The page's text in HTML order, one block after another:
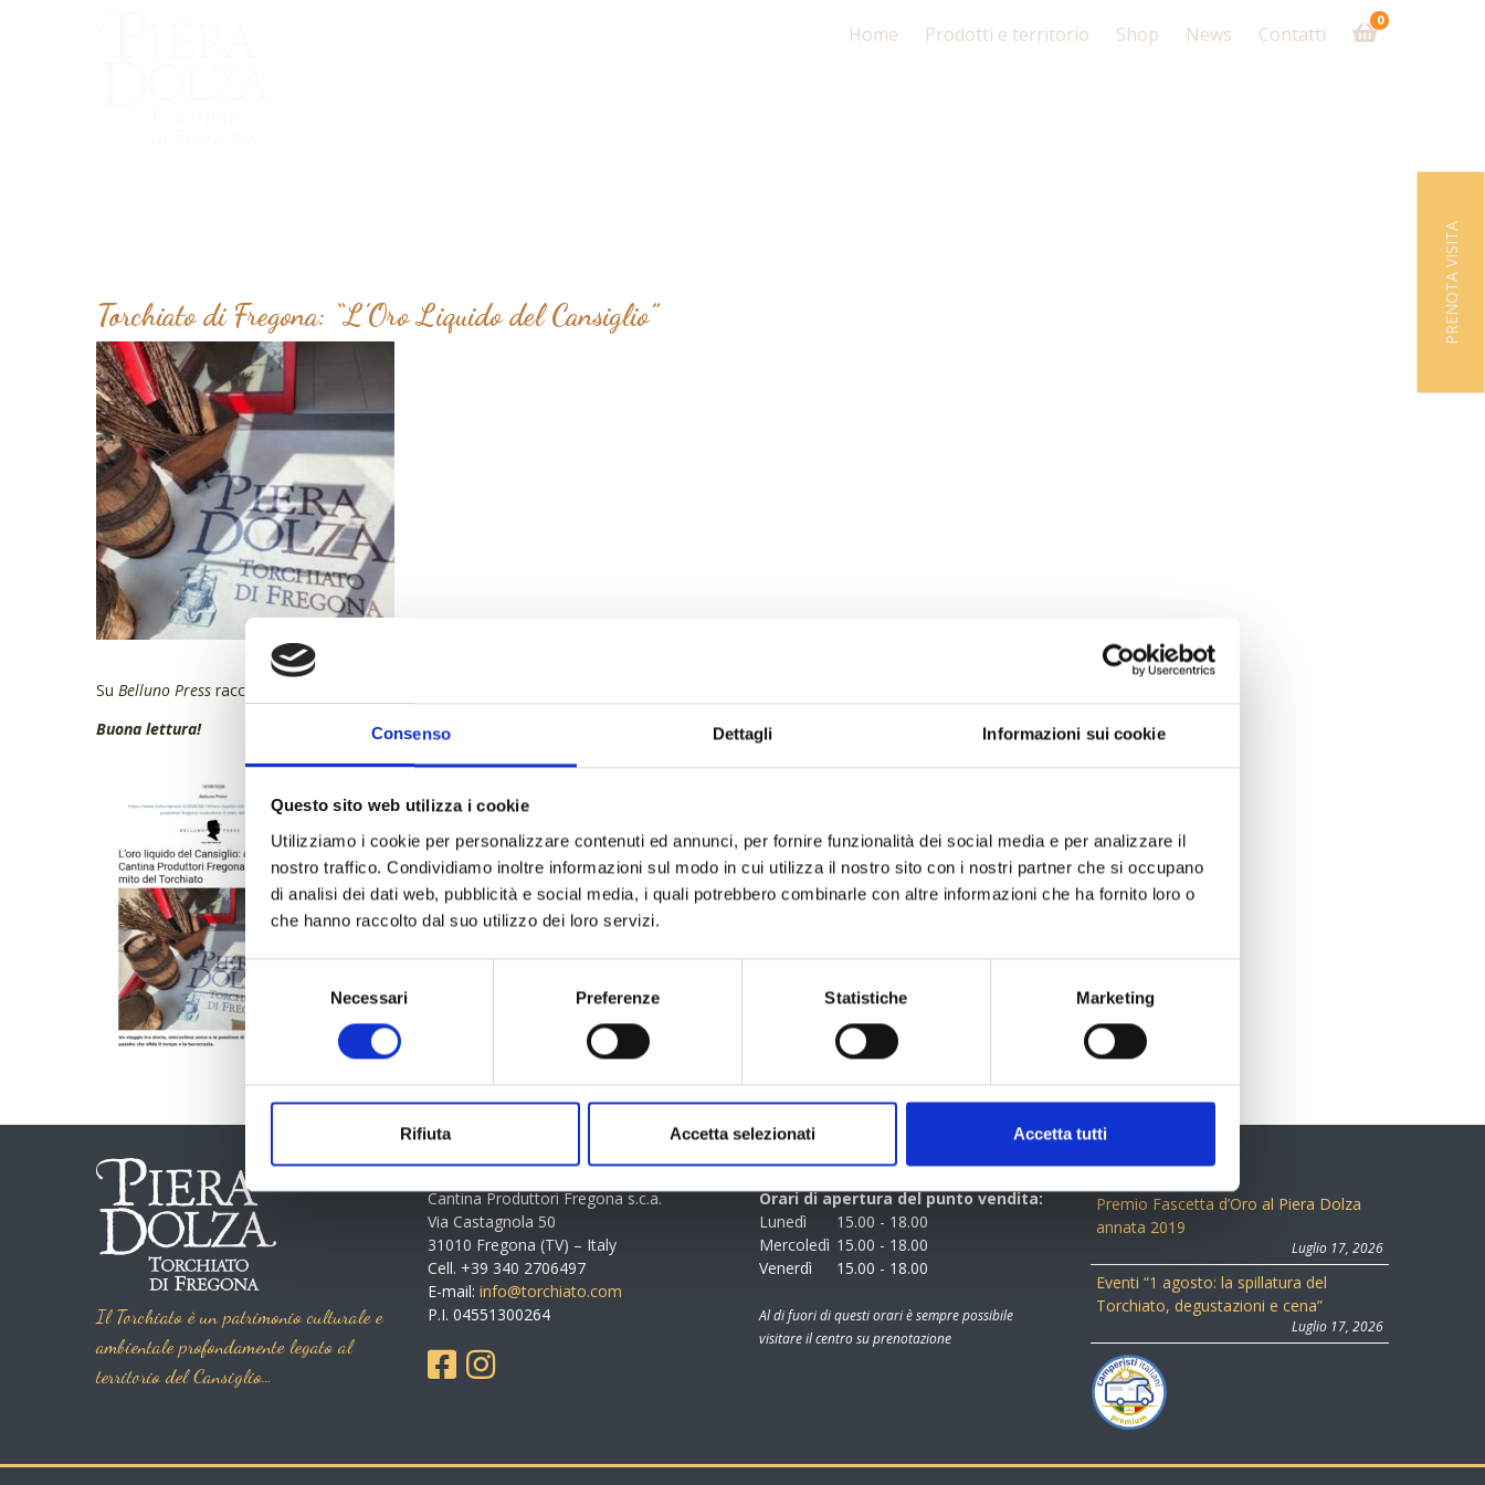
Consenso Dettagli Informazioni sui cookie
Questo sito web utilizza i cookie
Utilizziamo i cookie per personalizzare contenuti ed annunci, per fornire funzionalità dei social media e per analizzare il
nostro traffico. Condividiamo inoltre informazioni sul modo in cui utilizza il nostro sito con i nostri partner che si occupano
di analisi dei dati web, pubblicità e social media, i quali potrebbero combinarle con altre informazioni che ha fornito loro o
che hanno raccolto dal suo utilizzo dei loro servizi.
Selezione
del
consenso
Necessari Preferenze Statistiche Marketing
Rifiuta Accetta selezionati Accetta tutti
Home Prodotti e territorio Shop News Contatti
0
Torchiato di Fregona: “L’Oro Liquido del Cansiglio”
Su Belluno Press raccontano la nostra meravigliosa realtà…
Buona lettura!
PRENOTA VISITA
Il Torchiato è un patrimonio culturale e
ambientale profondamente legato al
territorio del Cansiglio…
INFORMAZIONI
Cantina Produttori Fregona s.c.a.
Via Castagnola 50
31010 Fregona (TV) – Italy
Cell. +39 340 2706497
E-mail: info@torchiato.com
P.I. 04551300264
ORARI APERTURA
Orari di apertura del punto vendita:
Lunedì
15.00 - 18.00
Mercoledì 15.00 - 18.00
Venerdì
15.00 - 18.00
Al di fuori di questi orari è sempre possibile
visitare il centro su prenotazione
ULTIME NEWS
Premio Fascetta d’Oro al Piera Dolza
annata 2019
Luglio 17, 2026
Eventi “1 agosto: la spillatura del
Torchiato, degustazioni e cena”
Luglio 17, 2026